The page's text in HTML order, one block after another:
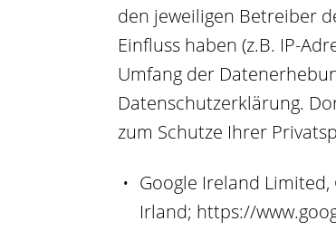
den jeweiligen Betreiber
Einfluss haben (z.B. IP-
Umfang der
Datenschutzerklärung.
zum Schutze Ihrer
Google Ireland
Irland; https://